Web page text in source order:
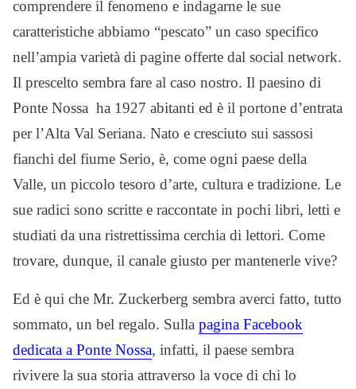
comprendere il fenomeno e indagarne le sue
caratteristiche abbiamo “pescato” un caso specifico
nell’ampia varietà di pagine offerte dal social network.
Il prescelto sembra fare al caso nostro. Il paesino di
Ponte Nossa ha 1927 abitanti ed è il portone d’entrata
per l’Alta Val Seriana. Nato e cresciuto sui sassosi
fianchi del fiume Serio, è, come ogni paese della
Valle, un piccolo tesoro d’arte, cultura e tradizione. Le
sue radici sono scritte e raccontate in pochi libri, letti e
studiati da una ristrettissima cerchia di lettori. Come
trovare, dunque, il canale giusto per mantenerle vive?
Ed è qui che Mr. Zuckerberg sembra averci fatto, tutto
sommato, un bel regalo. Sulla pagina Facebook
dedicata a Ponte Nossa, infatti, il paese sembra
rivivere la sua storia attraverso la voce di chi lo